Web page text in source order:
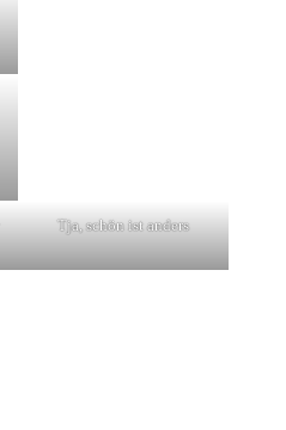
Tja, schön ist anders